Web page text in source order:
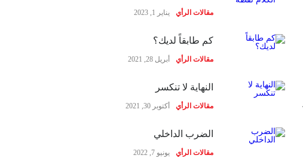
مقالات الرأي يناير 1, 2023
كم طابقاً لديك؟
مقالات الرأي أبريل 28, 2021
النهاية لا تنكسر
مقالات الرأي أكتوبر 30, 2021
الضرب الداخلي
مقالات الرأي يونيو 7, 2022